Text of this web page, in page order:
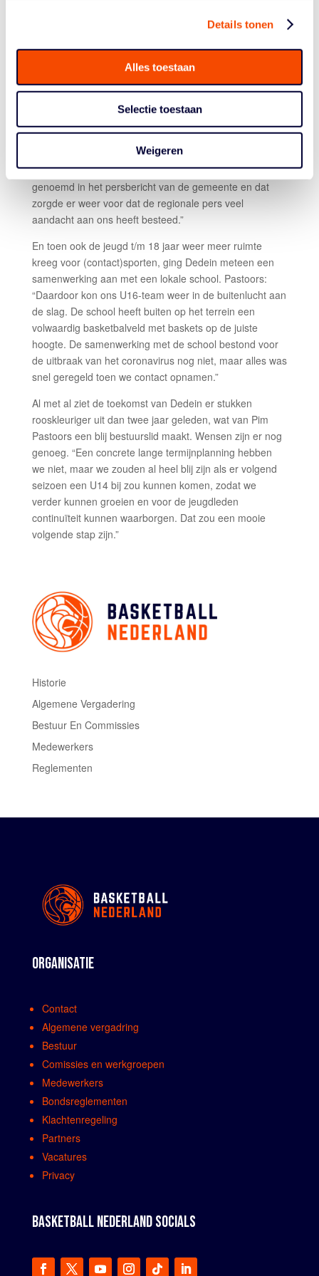
Details tonen
Alles toestaan
Selectie toestaan
Weigeren
Zodra minister-president Rutte bekend had gemaakt dat
donderdag meldde Rutte dat we naar buiten mochten.
Op vrijdag maakte de gemeente bekend hoe we
goedkeuring konden krijgen. Op zaterdag lag er een
toestemming, en konden we starten met trainen. Met
dank aan een enthousiaste jeugdtrainer die ruimte had
in zijn achtertuin. Door deze snelle actie werden we
genoemd in het persbericht van de gemeente en dat
zorgde er weer voor dat de regionale pers veel
aandacht aan ons heeft besteed.”
En toen ook de jeugd t/m 18 jaar weer meer ruimte
kreeg voor (contact)sporten, ging Dedein meteen een
samenwerking aan met een lokale school. Pastoors:
“Daardoor kon ons U16-team weer in de buitenlucht aan
de slag. De school heeft buiten op het terrein een
volwaardig basketbalveld met baskets op de juiste
hoogte. De samenwerking met de school bestond voor
de uitbraak van het coronavirus nog niet, maar alles was
snel geregeld toen we contact opnamen.”
Al met al ziet de toekomst van Dedein er stukken
rooskleuriger uit dan twee jaar geleden, wat van Pim
Pastoors een blij bestuurslid maakt. Wensen zijn er nog
genoeg. “Een concrete lange termijnplanning hebben
we niet, maar we zouden al heel blij zijn als er volgend
seizoen een U14 bij zou kunnen komen, zodat we
verder kunnen groeien en voor de jeugdleden
continuïteit kunnen waarborgen. Dat zou een mooie
volgende stap zijn.”
Historie
Algemene Vergadering
Bestuur En Commissies
Medewerkers
Reglementen
ORGANISATIE
Contact
Algemene vergadring
Bestuur
Comissies en werkgroepen
Medewerkers
Bondsreglementen
Klachtenregeling
Partners
Vacatures
Privacy
BASKETBALL NEDERLAND SOCIALS